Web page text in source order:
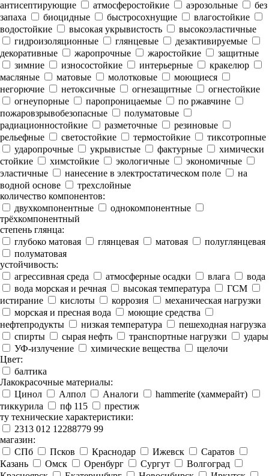
антисептирующие
атмосферостойкие аэрозольные
без
запаха
биоцидные быстросохнущие
влагостойкие
водостойкие
высокая укрывистость
высокоэластичные
гидроизоляционные
глянцевые
дезактивируемые
декоративные
жаропрочные жаростойкие
защитные
зимние
износостойкие интерьерные
кракелюр
масляные
матовые молотковые
моющиеся
негорючие
нетоксичные огнезащитные
огнестойкие
огнеупорные
паропроницаемые
по ржавчине
пожаровзрывобезопасные
полуматовые
радиационностойкие
разметочные
резиновые
рельефные
светостойкие термостойкие
тиксотропные
ударопрочные
укрывистые фактурные
химически
стойкие
химстойкие экологичные
экономичные
эластичные
нанесение в электростатическом поле
на
водной основе
трехслойные
количество компонентов:
двухкомпонентные
однокомпонентные
трёхкомпонентный
степень глянца:
глубоко матовая
глянцевая матовая
полуглянцевая
полуматовая
устойчивость:
агрессивная среда
атмосферные осадки влага
вода
вода морская и речная
высокая температура
ГСМ
истирание
кислоты коррозия
механическая нагрузки
морская и пресная вода
моющие средства
нефтепродукты
низкая температура
пешеходная нагрузка
спирты
сырая нефть транспортные нагрузки
удары
УФ-излучение
химические вещества
щелочи
Цвет:
балтика
Лакокрасочные материалы:
Цинол
Алпол Аналоги
hammerite (хаммерайт)
тиккурила
пф 115
престиж
ту технические характеристики:
2313 012 12288779 99
магазин:
СПб
Псков Краснодар Ижевск
Саратов
Казань
Омск Оренбург Сургут
Волгоград